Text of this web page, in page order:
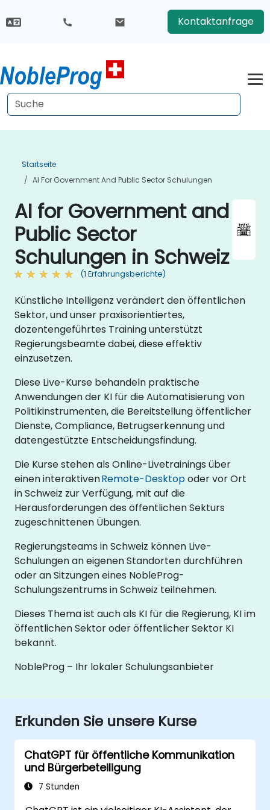
Kontaktanfrage
Startseite
AI For Government And Public Sector Schulungen
AI for Government and
Public Sector
Schulungen in Schweiz
(1 Erfahrungsberichte)
Künstliche Intelligenz verändert den öffentlichen
Sektor, und unser praxisorientiertes,
dozentengeführtes Training unterstützt
Regierungsbeamte dabei, diese effektiv
einzusetzen.
Diese Live-Kurse behandeln praktische
Anwendungen der KI für die Automatisierung von
Politikinstrumenten, die Bereitstellung öffentlicher
Dienste, Compliance, Betrugserkennung und
datengestützte Entscheidungsfindung.
Die Kurse stehen als Online-Livetrainings über
einen interaktivenRemote-Desktopoder vor Ort
in Schweiz zur Verfügung, mit auf die
Herausforderungen des öffentlichen Sekturs
zugeschnittenen Übungen.
Regierungsteams in Schweiz können Live-
Schulungen an eigenen Standorten durchführen
oder an Sitzungen eines NobleProg-
Schulungszentrums in Schweiz teilnehmen.
Dieses Thema ist auch als KI für die Regierung, KI im
öffentlichen Sektor oder öffentlicher Sektor KI
bekannt.
NobleProg – Ihr lokaler Schulungsanbieter
Erkunden Sie unsere Kurse
ChatGPT für öffentliche Kommunikation
und Bürgerbeteiligung
7 Stunden